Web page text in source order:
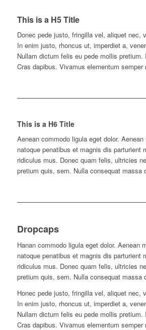
This is a H5 Title
Donec pede justo, fringilla vel, aliquet nec,
In enim justo, rhoncus ut, imperdiet a,
Nullam dictum felis eu pede mollis pretium.
Cras dapibus. Vivamus elementum semper
This is a H6 Title
Aenean commodo ligula eget dolor.
natoque penatibus et magnis dis parturient
ridiculus mus. Donec quam felis, ultricies
pretium quis, sem. Nulla consequat massa
Dropcaps
Hanan commodo ligula eget dolor. Aenean
natoque penatibus et magnis dis parturient
ridiculus mus. Donec quam felis, ultricies
pretium quis, sem. Nulla consequat massa
Honec pede justo, fringilla vel, aliquet nec,
In enim justo, rhoncus ut, imperdiet a,
Nullam dictum felis eu pede mollis pretium.
Cras dapibus. Vivamus elementum semper